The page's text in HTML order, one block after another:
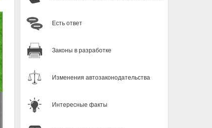
Есть ответ
Законы в разработке
Изменения автозаконодательства
Интересные факты